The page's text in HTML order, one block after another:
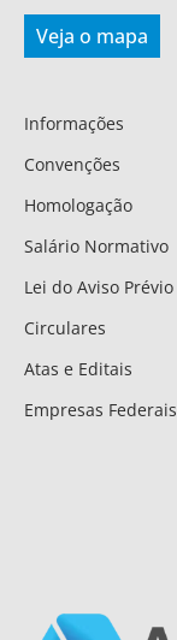
Veja o mapa
Informações
Convenções
Homologação
Salário Normativo
Lei do Aviso Prévio
Circulares
Atas e Editais
Empresas Federais